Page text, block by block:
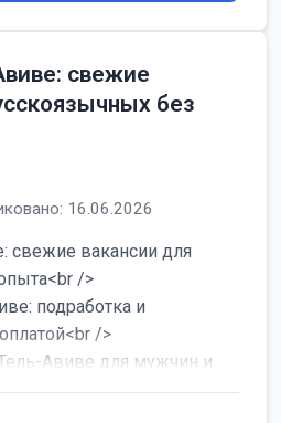
свежие
без
16.06.2026
свежие вакансии для
/>
подработка и
/>
Авиве для мужчин и